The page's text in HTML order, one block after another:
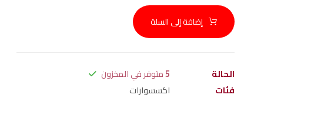
إضافة إلى السلة
الحالة 5متوفر في المخزون
فئات
اكسسوارات